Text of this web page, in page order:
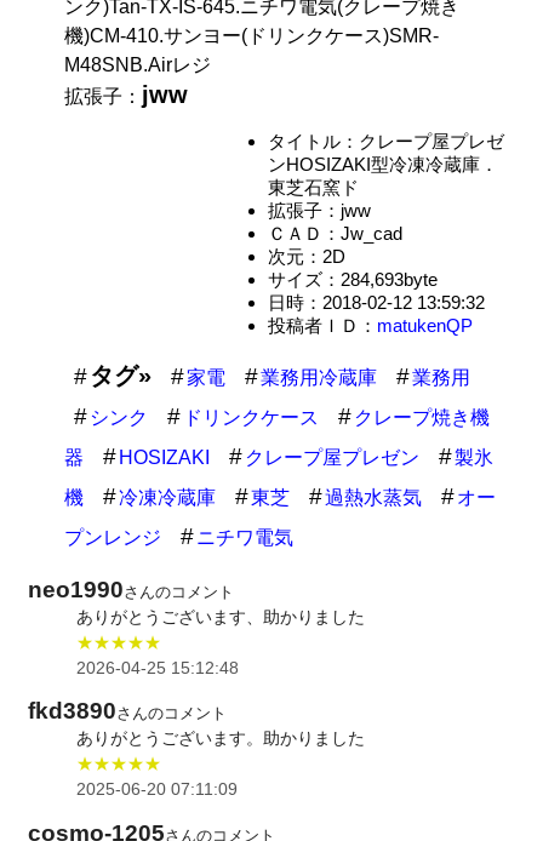
ンク)Tan-TX-IS-645.ニチワ電気(クレープ焼き
機)CM-410.サンヨー(ドリンクケース)SMR-
M48SNB.Airレジ
拡張子： jww
タイトル：クレープ屋プレゼ
ンHOSIZAKI型冷凍冷蔵庫．
東芝石窯ド
拡張子：jww
ＣＡＤ：Jw_cad
次元：2D
サイズ：284,693byte
日時：2018-02-12 13:59:32
投稿者ＩＤ： matukenQP
タグ» 家電 業務用冷蔵庫
業務用
シンク
ドリンクケース
クレープ焼き機
器
HOSIZAKI クレープ屋プレゼン
製氷
機
冷凍冷蔵庫 東芝 過熱水蒸気
オー
プンレンジ
ニチワ電気
neo1990さんのコメント
ありがとうございます、助かりました
★★★★★
2026-04-25 15:12:48
fkd3890さんのコメント
ありがとうございます。助かりました
★★★★★
2025-06-20 07:11:09
cosmo-1205さんのコメント